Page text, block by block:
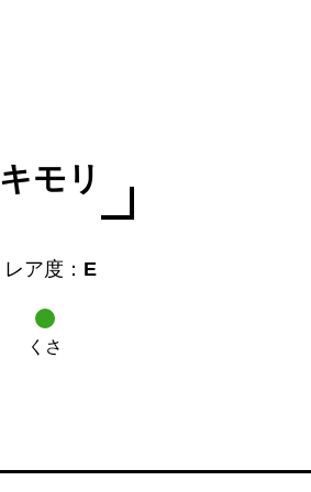
キモリ
レア度： E
くさ